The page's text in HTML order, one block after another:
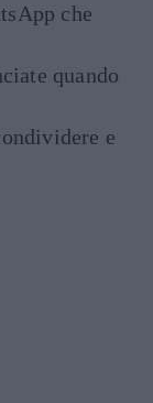
che
quando
e